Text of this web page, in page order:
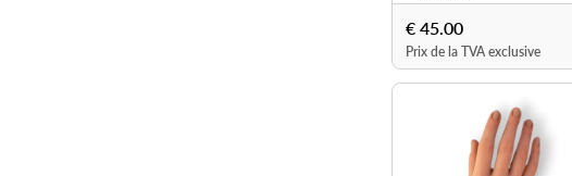
€ 45.00
Prix de la TVA exclusive